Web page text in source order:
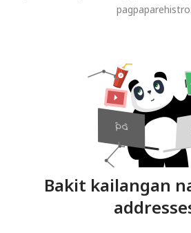
pagpaparehistro.
Bakit kailangan